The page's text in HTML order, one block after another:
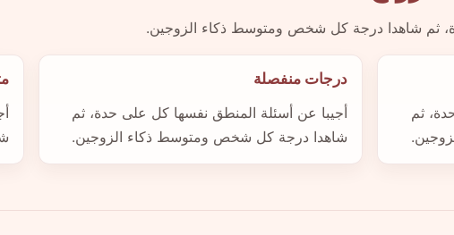
ثم شاهدا درجة كل شخص ومتوسط ذكاء الزوجين.
ثم
درجات منفصلة
أجيبا عن أسئلة المنطق نفسها كل على حدة، ثم
شاهدا درجة كل شخص ومتوسط ذكاء الزوجين.